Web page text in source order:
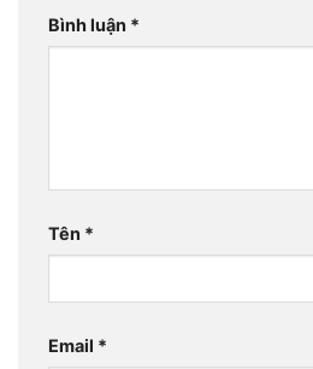
Bình luận *
Tên *
Email *